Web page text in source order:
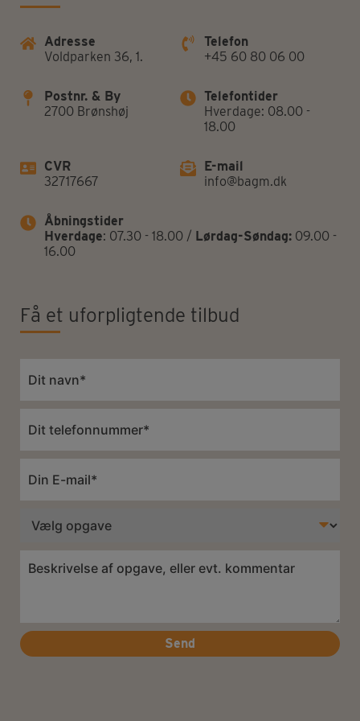
Adresse
Voldparken 36, 1.
Telefon
+45 60 80 06 00
Postnr. & By
2700 Brønshøj
Telefontider
Hverdage: 08.00 -
18.00
CVR
32717667
E-mail
info@bagm.dk
Åbningstider
Hverdage: 07.30 - 18.00 / Lørdag-Søndag: 09.00 -
16.00
Få et uforpligtende tilbud
mail